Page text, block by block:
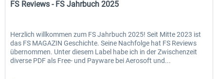
0,00 € * 35,69 € *
FS Reviews - FS Jahrbuch 2025
Herzlich willkommen zum FS Jahrbuch 2025! Seit Mitte 2023 ist
das FS MAGAZIN Geschichte. Seine Nachfolge hat FS Reviews
übernommen. Unter diesem Label habe ich in der Zwischenzeit
diverse PDF als Free- und Payware bei Aerosoft und...